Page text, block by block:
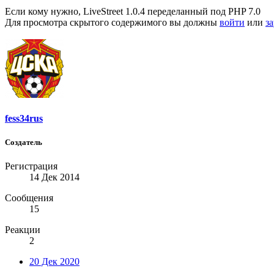
Если кому нужно, LiveStreet 1.0.4 переделанный под PHP 7.0
Для просмотра скрытого содержимого вы должны войти или
fess34rus
Создатель
Регистрация
14 Дек 2014
Сообщения
15
Реакции
2
20 Дек 2020